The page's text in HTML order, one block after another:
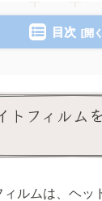
目次
トフィルム
ルムは、ヘッ